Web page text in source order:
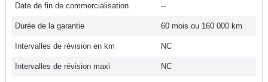
Date de fin de commercialisation --
Durée de la garantie 60 mois ou 160 000 km
Intervalles de révision en km NC
Intervalles de révision maxi NC